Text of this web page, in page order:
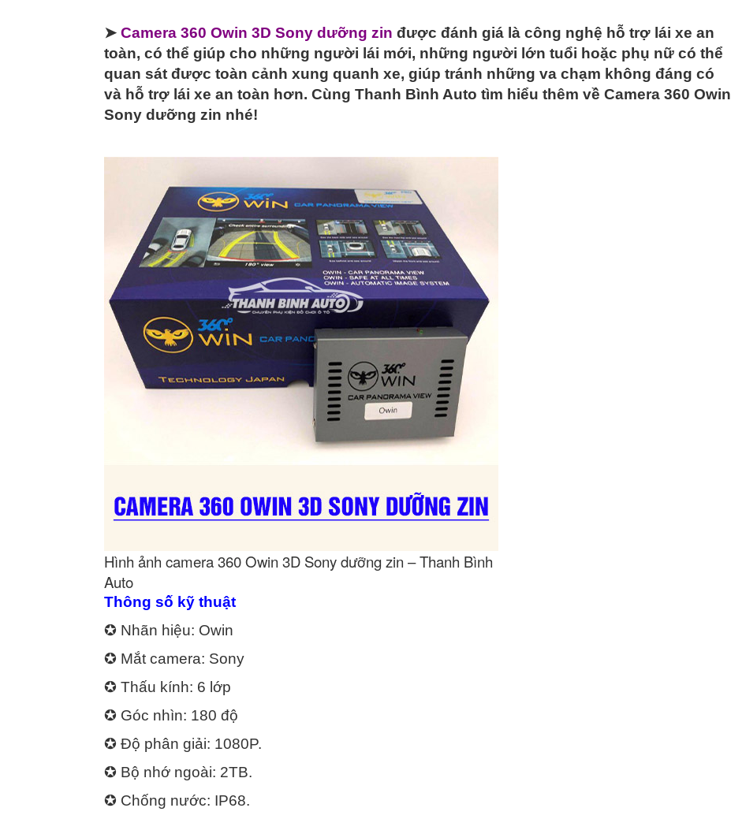
➤ Camera 360 Owin 3D Sony dưỡng zin được đánh giá là công nghệ hỗ trợ lái xe an
toàn, có thể giúp cho những người lái mới, những người lớn tuổi hoặc phụ nữ có thể
quan sát được toàn cảnh xung quanh xe, giúp tránh những va chạm không đáng có
và hỗ trợ lái xe an toàn hơn. Cùng Thanh Bình Auto tìm hiểu thêm về Camera 360 Owin
Sony dưỡng zin nhé!
Hình ảnh camera 360 Owin 3D Sony dưỡng zin – Thanh Bình
Auto
Thông số kỹ thuật
✪ Nhãn hiệu: Owin
✪ Mắt camera: Sony
✪ Thấu kính: 6 lớp
✪ Góc nhìn: 180 độ
✪ Độ phân giải: 1080P.
✪ Bộ nhớ ngoài: 2TB.
✪ Chống nước: IP68.